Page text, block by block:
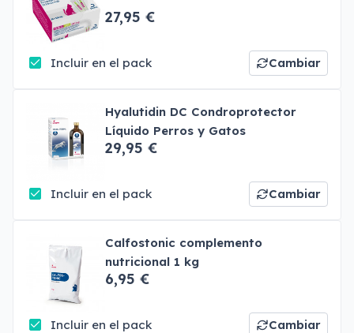
27,95 €
Incluir en el pack Cambiar
Hyalutidin DC Condroprotector
Líquido Perros y Gatos
29,95 €
Incluir en el pack Cambiar
Calfostonic complemento
nutricional 1 kg
6,95 €
Incluir en el pack Cambiar